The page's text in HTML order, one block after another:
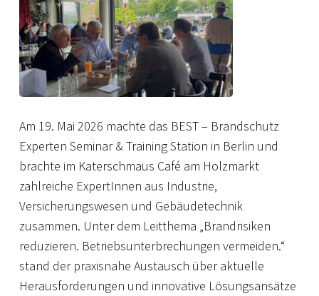
Am 19. Mai 2026 machte das BEST – Brandschutz
Experten Seminar & Training Station in Berlin und
brachte im Katerschmaus Café am Holzmarkt
zahlreiche ExpertInnen aus Industrie,
Versicherungswesen und Gebäudetechnik
zusammen. Unter dem Leitthema „Brandrisiken
reduzieren. Betriebsunterbrechungen vermeiden.“
stand der praxisnahe Austausch über aktuelle
Herausforderungen und innovative Lösungsansätze